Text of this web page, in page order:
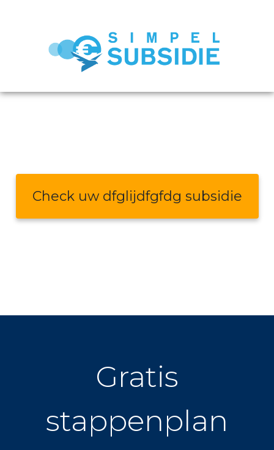
Check uw dfglijdfgfdg subsidie
Gratis
stappenplan